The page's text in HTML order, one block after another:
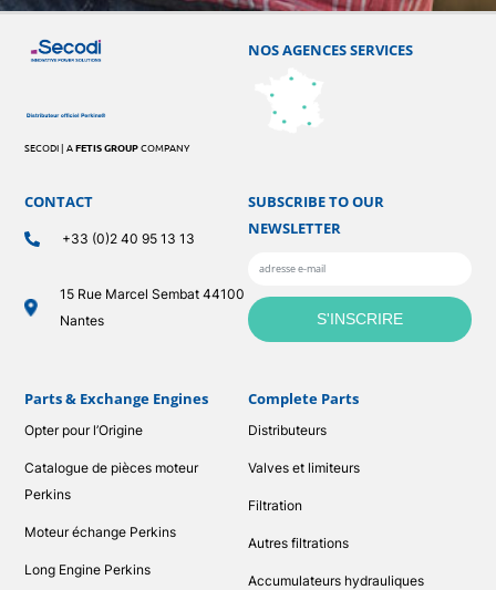
SECODI | AFETIS GROUPCOMPANY
Parts & Exchange Engines
Opter pour l’Origine
Catalogue de pièces moteur
Perkins
Moteur échange Perkins
Long Engine Perkins
CONTACT
+33 (0)2 40 95 13 13
15 Rue Marcel Sembat 44100
Nantes
Complete Parts
Distributeurs
Valves et limiteurs
Filtration
Autres filtrations
Accumulateurs hydrauliques
NOS AGENCES SERVICES
SUBSCRIBE TO OUR
NEWSLETTER